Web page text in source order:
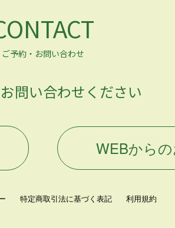
ご予約・お問い合わせ
問い合わせください
WEBから
特定商取引法に基づく表記 利用規約